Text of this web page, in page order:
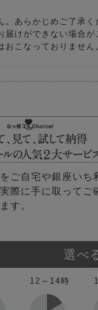
。あらかじめご了承く
届けができない場合が
おこなっておりません
ご自宅や銀座いち
際に手に取ってご
す。
選べ
12～14時